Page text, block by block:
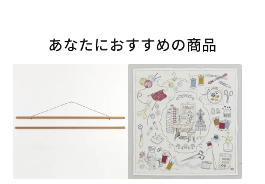
あなたにおすすめの商品